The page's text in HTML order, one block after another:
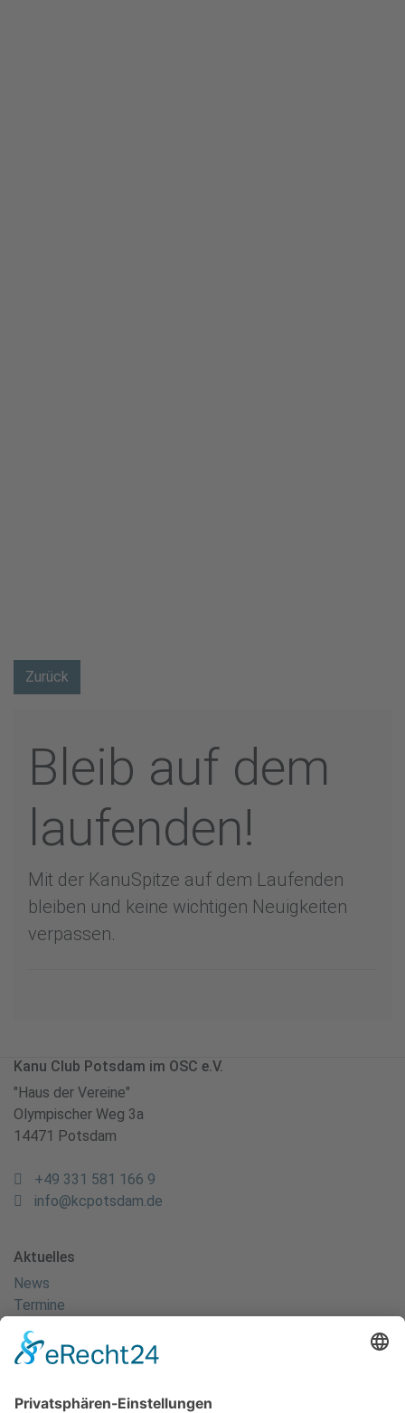
Zurück
Bleib auf dem
laufenden!
Mit der KanuSpitze auf dem Laufenden
bleiben und keine wichtigen Neuigkeiten
verpassen.
Kanu Club Potsdam im OSC e.V.
"Haus der Vereine"
Olympischer Weg 3a
14471 Potsdam
+49 331 581 166 9
info@kcpotsdam.de
Aktuelles
News
Termine
Kanuscheune